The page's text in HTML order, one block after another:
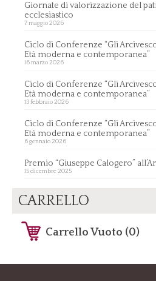
Giornate di valorizzazione del
ecclesiastico
7 maggio 2026
Ciclo di Conferenze “Gli
Età moderna e contemporanea”
16 marzo 2026
Ciclo di Conferenze “Gli
Età moderna e contemporanea”
13 febbraio 2026
Ciclo di Conferenze “Gli
Età moderna e contemporanea”
6 gennaio 2026
Premio “Giuseppe Calogero”
15 dicembre 2025
CARRELLO
Carrello Vuoto (0)